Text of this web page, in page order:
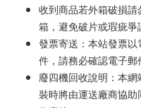
收到商品若外箱破損請
箱，避免破片或瑕疵爭
發票寄送：本站發票
件，請務必確認電子郵
廢四機回收說明：本
裝時將由運送廠商協助